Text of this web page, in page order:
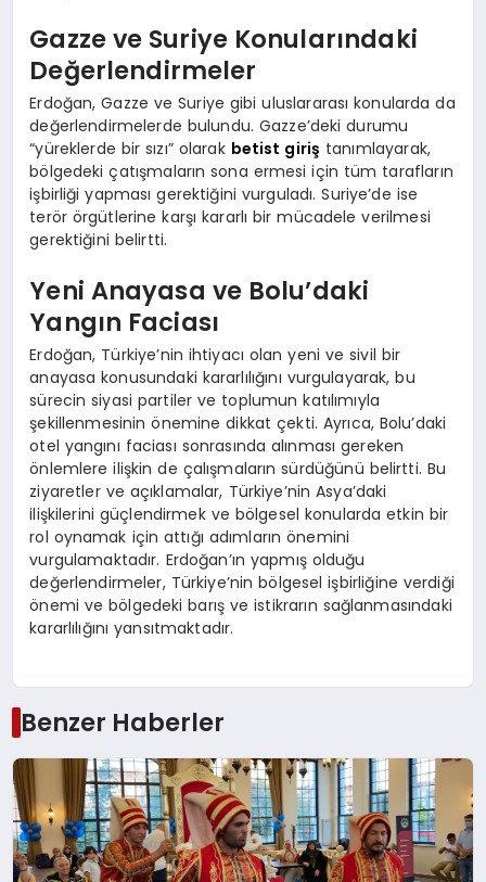
Gazze ve Suriye Konularındaki
Değerlendirmeler
Erdoğan, Gazze ve Suriye gibi uluslararası konularda da
değerlendirmelerde bulundu. Gazze’deki durumu
“yüreklerde bir sızı” olarak betist giriş tanımlayarak,
bölgedeki çatışmaların sona ermesi için tüm tarafların
işbirliği yapması gerektiğini vurguladı. Suriye’de ise
terör örgütlerine karşı kararlı bir mücadele verilmesi
gerektiğini belirtti.
Yeni Anayasa ve Bolu’daki
Yangın Faciası
Erdoğan, Türkiye’nin ihtiyacı olan yeni ve sivil bir
anayasa konusundaki kararlılığını vurgulayarak, bu
sürecin siyasi partiler ve toplumun katılımıyla
şekillenmesinin önemine dikkat çekti. Ayrıca, Bolu’daki
otel yangını faciası sonrasında alınması gereken
önlemlere ilişkin de çalışmaların sürdüğünü belirtti. Bu
ziyaretler ve açıklamalar, Türkiye’nin Asya’daki
ilişkilerini güçlendirmek ve bölgesel konularda etkin bir
rol oynamak için attığı adımların önemini
vurgulamaktadır. Erdoğan’ın yapmış olduğu
değerlendirmeler, Türkiye’nin bölgesel işbirliğine verdiği
önemi ve bölgedeki barış ve istikrarın sağlanmasındaki
kararlılığını yansıtmaktadır.
Benzer Haberler